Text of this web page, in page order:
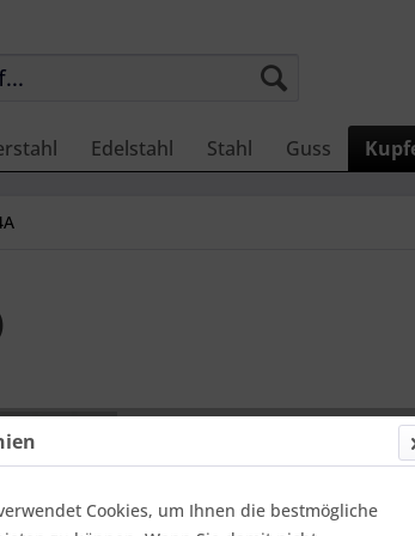
Edelstahl Stahl Guss
1
Online-
Cookies, um Ihnen die bestmögliche